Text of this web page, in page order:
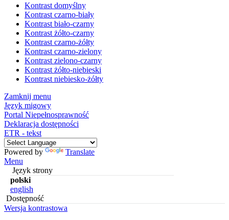
Kontrast domyślny
Kontrast czarno-biały
Kontrast biało-czarny
Kontrast żółto-czarny
Kontrast czarno-żółty
Kontrast czarno-zielony
Kontrast zielono-czarny
Kontrast żółto-niebieski
Kontrast niebiesko-żółty
Zamknij menu
Język migowy
Portal Niepełnosprawność
Deklaracja dostępności
ETR - tekst
Powered by
Translate
Menu
Język strony
polski
english
Dostępność
Wersja kontrastowa